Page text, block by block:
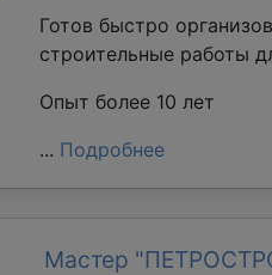
Готов быстро
строительные работы
Опыт более 10 лет
... Подробнее
Мастер